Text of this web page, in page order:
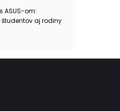
ASUS-om:
študentov aj rodiny